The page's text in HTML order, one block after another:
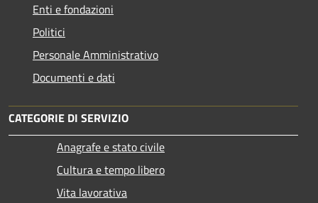
Enti e fondazioni
Politici
Personale Amministrativo
Documenti e dati
CATEGORIE DI SERVIZIO
Anagrafe e stato civile
Cultura e tempo libero
Vita lavorativa